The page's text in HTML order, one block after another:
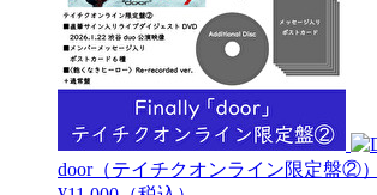
door（テイチクオンライン限定盤②）